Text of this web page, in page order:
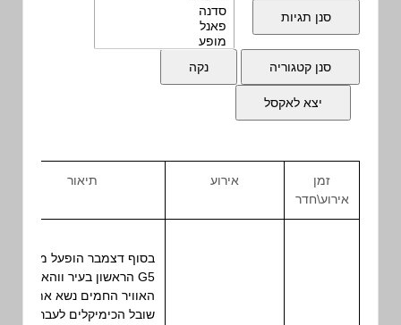
סנן תגיות
סנן קטגוריה
יצא לאקסל
אירוע\חדר
בסוף דצמבר הופעל מגדל
G5 הראשון בעיר ווהאן. מזג
האוויר החמים נשא את
שובל הכימיקלים לעבר